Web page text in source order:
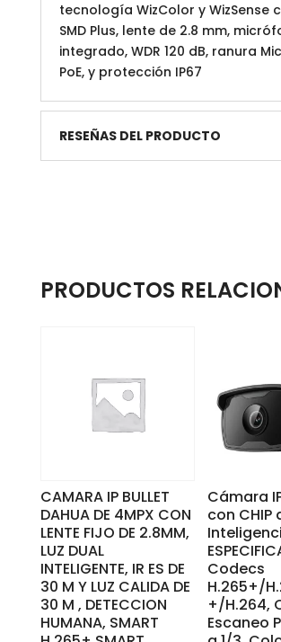
micrófono
integrado,
120
ranura
MicroSD,
tecnología WizColor y WizSense
SMD Plus, lente de 2.8 mm,
integrado, WDR 120 dB, ranura
PoE, y protección IP67
RESEÑAS DEL PRODUCTO
PRODUCTOS
CAMARA IP BULLET
DAHUA DE 4MPX CON
LENTE FIJO DE 2.8MM,
LUZ DUAL
INTELIGENTE, IR ES DE
30 M Y LUZ CALIDA DE
30 M , DETECCION
HUMANA, SMART
Cámara
con CHIP
Codecs
H.265+/
+/H.264,
Escaneo